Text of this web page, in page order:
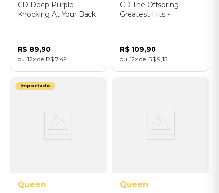
CD Deep Purple -
Knocking At Your Back
R$ 89,90
12 R$ 7 49
CD The Offspring -
Greatest Hits -
R$ 109,90
12 R$ 9 15
Importado
Queen Queen